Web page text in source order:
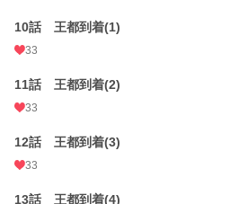
10話 王都到着(1)
33
11話 王都到着(2)
33
12話 王都到着(3)
33
13話 王都到着(4)